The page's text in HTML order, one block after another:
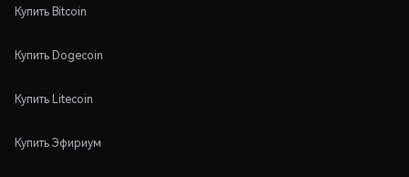
Купить Bitcoin
Купить Dogecoin
Купить Litecoin
Купить Эфириум